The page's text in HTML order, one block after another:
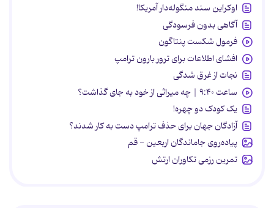
اوکراین سند منگوله‌دار آمریکا!
آگاهی بدون فرسودگی
فرمول شکست پنتاگون
افشای اطلاعات برای ترور بارون ترامپ
نجات از غرق شدگی
ساعت ۹:۴۰ | چه میراثی از خود به جای گذاشت؟
یک کودک دو چهره!
آزادگان جهان برای حذف ترامپ دست به کار شدند؟
پیاده‌روی جاماندگان اربعین - قم
تمرین رزمی تکاوران ارتش